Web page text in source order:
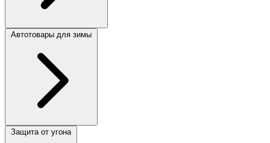
Автотовары для зимы
Защита от угона